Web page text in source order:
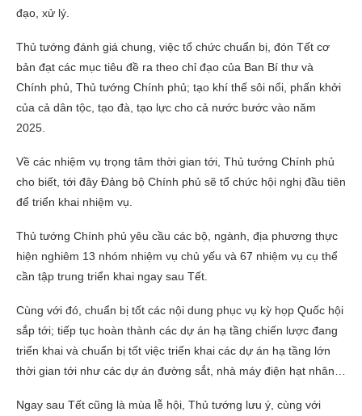
đạo, xử lý.
Thủ tướng đánh giá chung, việc tổ chức chuẩn bị, đón Tết cơ
bản đạt các mục tiêu đề ra theo chỉ đạo của Ban Bí thư và
Chính phủ, Thủ tướng Chính phủ; tạo khí thế sôi nổi, phấn khởi
của cả dân tộc, tạo đà, tạo lực cho cả nước bước vào năm
2025.
Về các nhiệm vụ trọng tâm thời gian tới, Thủ tướng Chính phủ
cho biết, tới đây Đảng bộ Chính phủ sẽ tổ chức hội nghị đầu tiên
để triển khai nhiệm vụ.
Thủ tướng Chính phủ yêu cầu các bộ, ngành, địa phương thực
hiện nghiêm 13 nhóm nhiệm vụ chủ yếu và 67 nhiệm vụ cụ thể
cần tập trung triển khai ngay sau Tết.
Cùng với đó, chuẩn bị tốt các nội dung phục vụ kỳ họp Quốc hội
sắp tới; tiếp tục hoàn thành các dự án hạ tầng chiến lược đang
triển khai và chuẩn bị tốt việc triển khai các dự án hạ tầng lớn
thời gian tới như các dự án đường sắt, nhà máy điện hạt nhân…
Ngay sau Tết cũng là mùa lễ hội, Thủ tướng lưu ý, cùng với